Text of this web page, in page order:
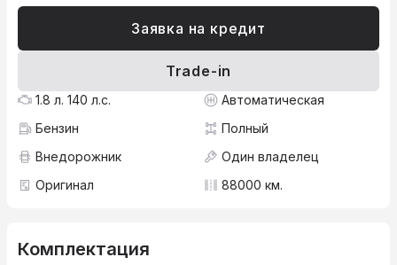
Заявка на кредит
Trade-in
1.8 л. 140 л.с.
Автоматическая
Бензин
Полный
Внедорожник
Один владелец
Оригинал
88000 км.
Комплектация